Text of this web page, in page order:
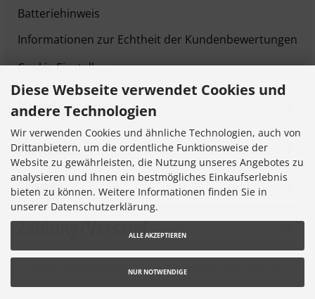
Batteriehinweis
Informationen zur Echtheit der Kundenbewertungen
Cookie Einstellungen
Kundenservice
Kontakt
Siegel
Zahlung/Versand
Diese Webseite verwendet Cookies und
andere Technologien
Wir verwenden Cookies und ähnliche Technologien, auch von
Drittanbietern, um die ordentliche Funktionsweise der
Website zu gewährleisten, die Nutzung unseres Angebotes zu
analysieren und Ihnen ein bestmögliches Einkaufserlebnis
bieten zu können. Weitere Informationen finden Sie in
unserer Datenschutzerklärung.
ALLE AKZEPTIEREN
NUR NOTWENDIGE